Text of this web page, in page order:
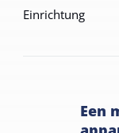
Einrichtung
Een